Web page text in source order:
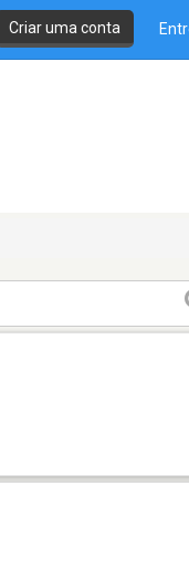
Criar uma conta